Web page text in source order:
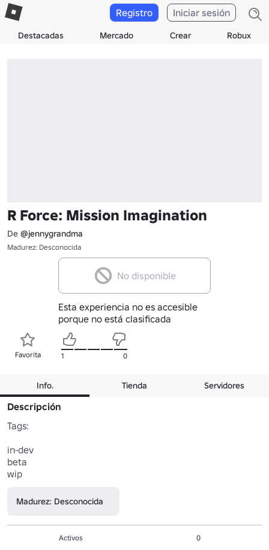
Destacadas Mercado Crear Robux
Registro Iniciar sesión
R Force: Mission Imagination
De @jennygrandma
Madurez: Desconocida
No disponible
Esta experiencia no es accesible
porque no está clasificada
Favorita 1 0
Info. Tienda Servidores
Descripción
Tags:
in-dev
beta
wip
Madurez: Desconocida
Activos
0